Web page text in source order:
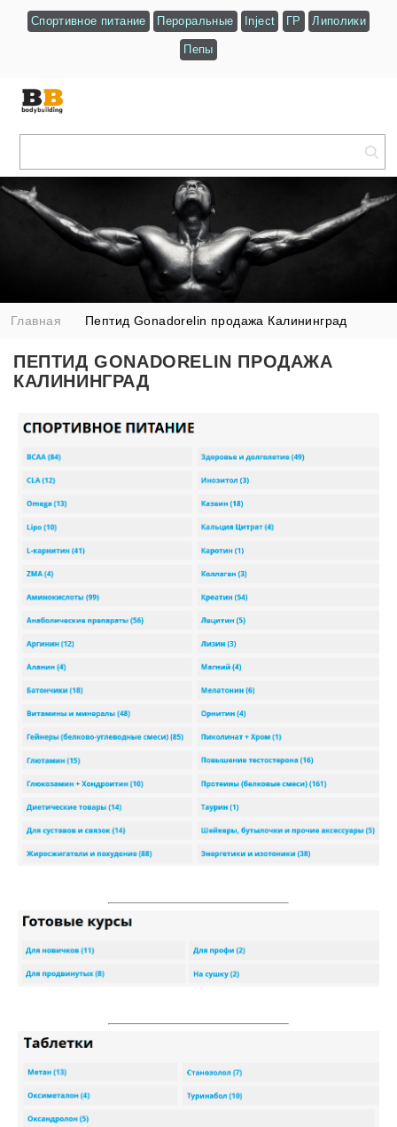
Спортивное питание Пероральные Inject ГР Липолики
Пепы
Главная Пептид Gonadorelin продажа Калининград
ПЕПТИД GONADORELIN ПРОДАЖА
КАЛИНИНГРАД